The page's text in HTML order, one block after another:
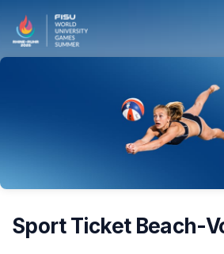
Sport Ticket Beach-